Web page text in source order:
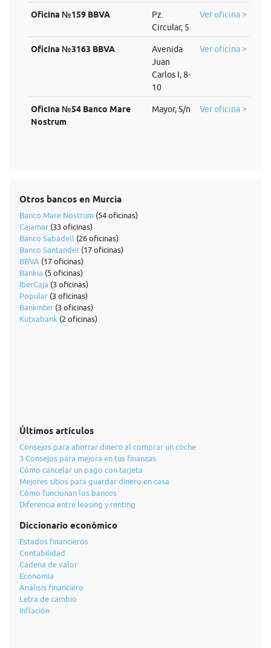
Oficina №159 BBVA
Pz.
Circular, 5
Ver oficina >
Oficina №3163 BBVA
Avenida
Juan
Carlos I, 8-
10
Ver oficina >
Oficina №54 Banco Mare
Nostrum
Mayor, S/n Ver oficina >
Otros bancos en Murcia
Banco Mare Nostrum (54 oficinas)
Cajamar (33 oficinas)
Banco Sabadell (26 oficinas)
Banco Santander (17 oficinas)
BBVA (17 oficinas)
Bankia (5 oficinas)
IberCaja (3 oficinas)
Popular (3 oficinas)
Bankinter (3 oficinas)
Kutxabank (2 oficinas)
Últimos artículos
Consejos para ahorrar dinero al comprar un coche
3 Consejos para mejora en tus finanzas
Cómo cancelar un pago con tarjeta
Mejores sitios para guardar dinero en casa
Cómo funcionan los bancos
Diferencia entre leasing y renting
Diccionario económico
Estados financieros
Contabilidad
Cadena de valor
Economía
Análisis financiero
Letra de cambio
Inflación